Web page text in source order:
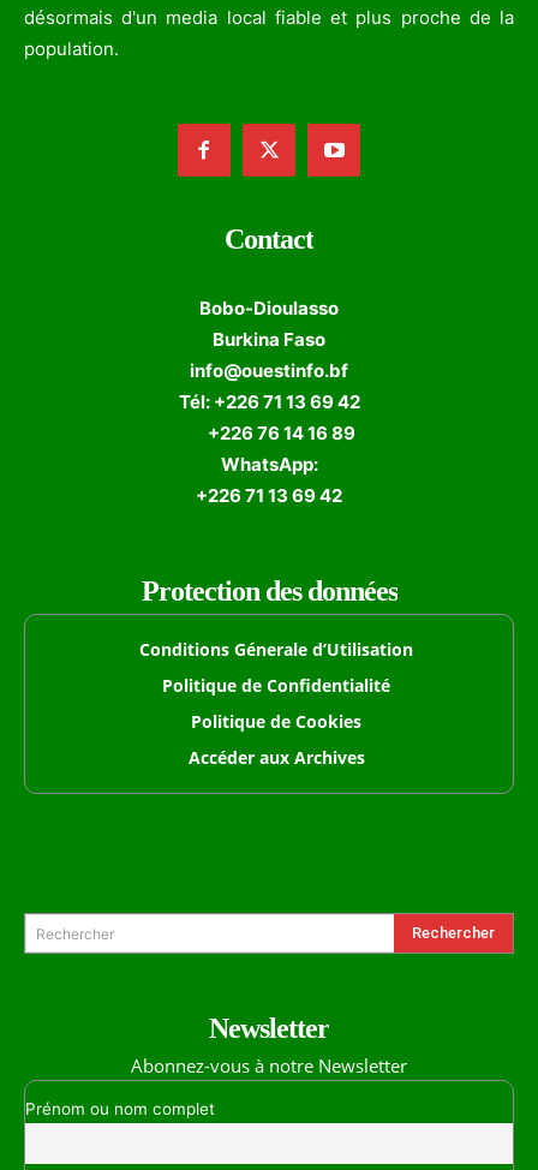
désormais d'un media local fiable et plus proche de la
population.
Contact
Bobo-Dioulasso
Burkina Faso
info@ouestinfo.bf
Tél: +226 71 13 69 42
+226 76 14 16 89
WhatsApp:
+226 71 13 69 42
Protection des données
Conditions Génerale d’Utilisation
Politique de Confidentialité
Politique de Cookies
Accéder aux Archives
Rechercher Rechercher
Newsletter
Abonnez-vous à notre Newsletter
Prénom ou nom complet